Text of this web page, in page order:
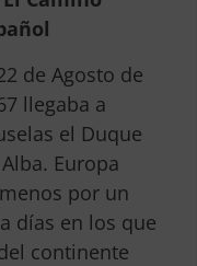
de Agosto de
llegaba a
el Duque
Europa
por un
días en los que
continente